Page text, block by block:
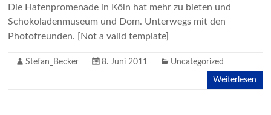
Die Hafenpromenade in Köln hat mehr zu bieten und
Schokoladenmuseum und Dom. Unterwegs mit den
Photofreunden. [Not a valid template]
Stefan_Becker 8. Juni 2011 Uncategorized
Weiterlesen